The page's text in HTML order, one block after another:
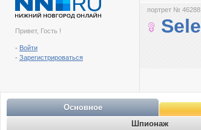
Привет, Гость !
- Войти
- Зарегистрироваться
портрет № 46288
Основное
Шпионаж